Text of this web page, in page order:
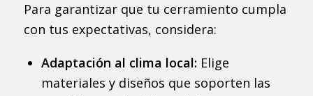
Para garantizar que tu cerramiento cumpla
con tus expectativas, considera:
Adaptación al clima local: Elige
materiales y diseños que soporten las